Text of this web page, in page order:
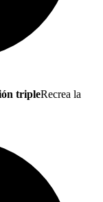
tripleRecrea la